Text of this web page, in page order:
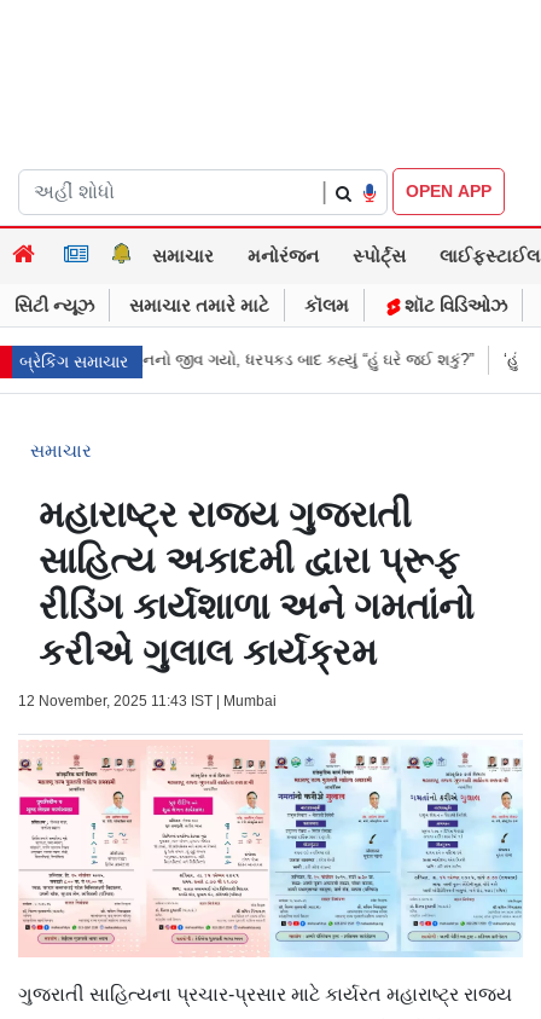
OPEN APP
સમાચાર મનોરંજન સ્પોર્ટ્સ લાઈફસ્ટાઈલ
સિટી ન્યૂઝ સમાચાર તમારે માટે કૉલમ શૉટ વિડિઓઝ
બ્રેકિંગ સમાચાર
જ દુલ્હનનો જીવ ગયો, ધરપકડ બાદ કહ્યું “હું ઘરે જઈ શકું?” ‘હું બાબા
સમાચાર
મહારાષ્ટ્ર રાજ્ય ગુજરાતી
સાહિત્ય અકાદમી દ્વારા પ્રૂફ
રીડિંગ કાર્યશાળા અને ગમતાંનો
કરીએ ગુલાલ કાર્યક્રમ
12 November, 2025 11:43 IST | Mumbai
ગુજરાતી સાહિત્યના પ્રચાર-પ્રસાર માટે કાર્યરત મહારાષ્ટ્ર રાજ્ય